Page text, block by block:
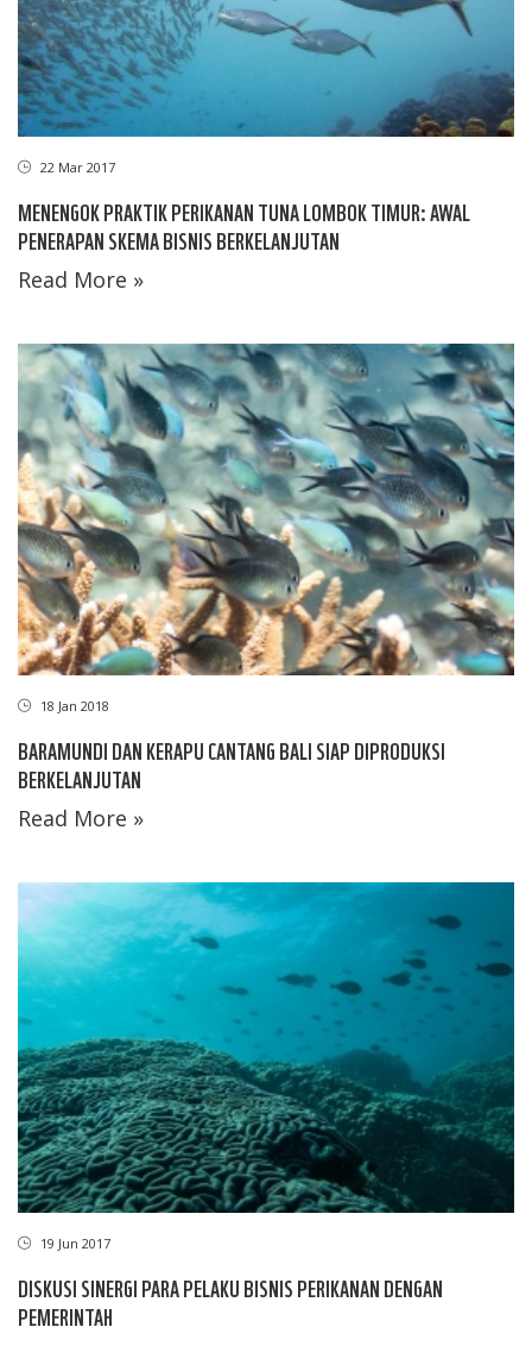
22 Mar 2017
MENENGOK PRAKTIK PERIKANAN TUNA LOMBOK TIMUR: AWAL
PENERAPAN SKEMA BISNIS BERKELANJUTAN
Read More »
18 Jan 2018
BARAMUNDI DAN KERAPU CANTANG BALI SIAP DIPRODUKSI
BERKELANJUTAN
Read More »
19 Jun 2017
DISKUSI SINERGI PARA PELAKU BISNIS PERIKANAN DENGAN
PEMERINTAH